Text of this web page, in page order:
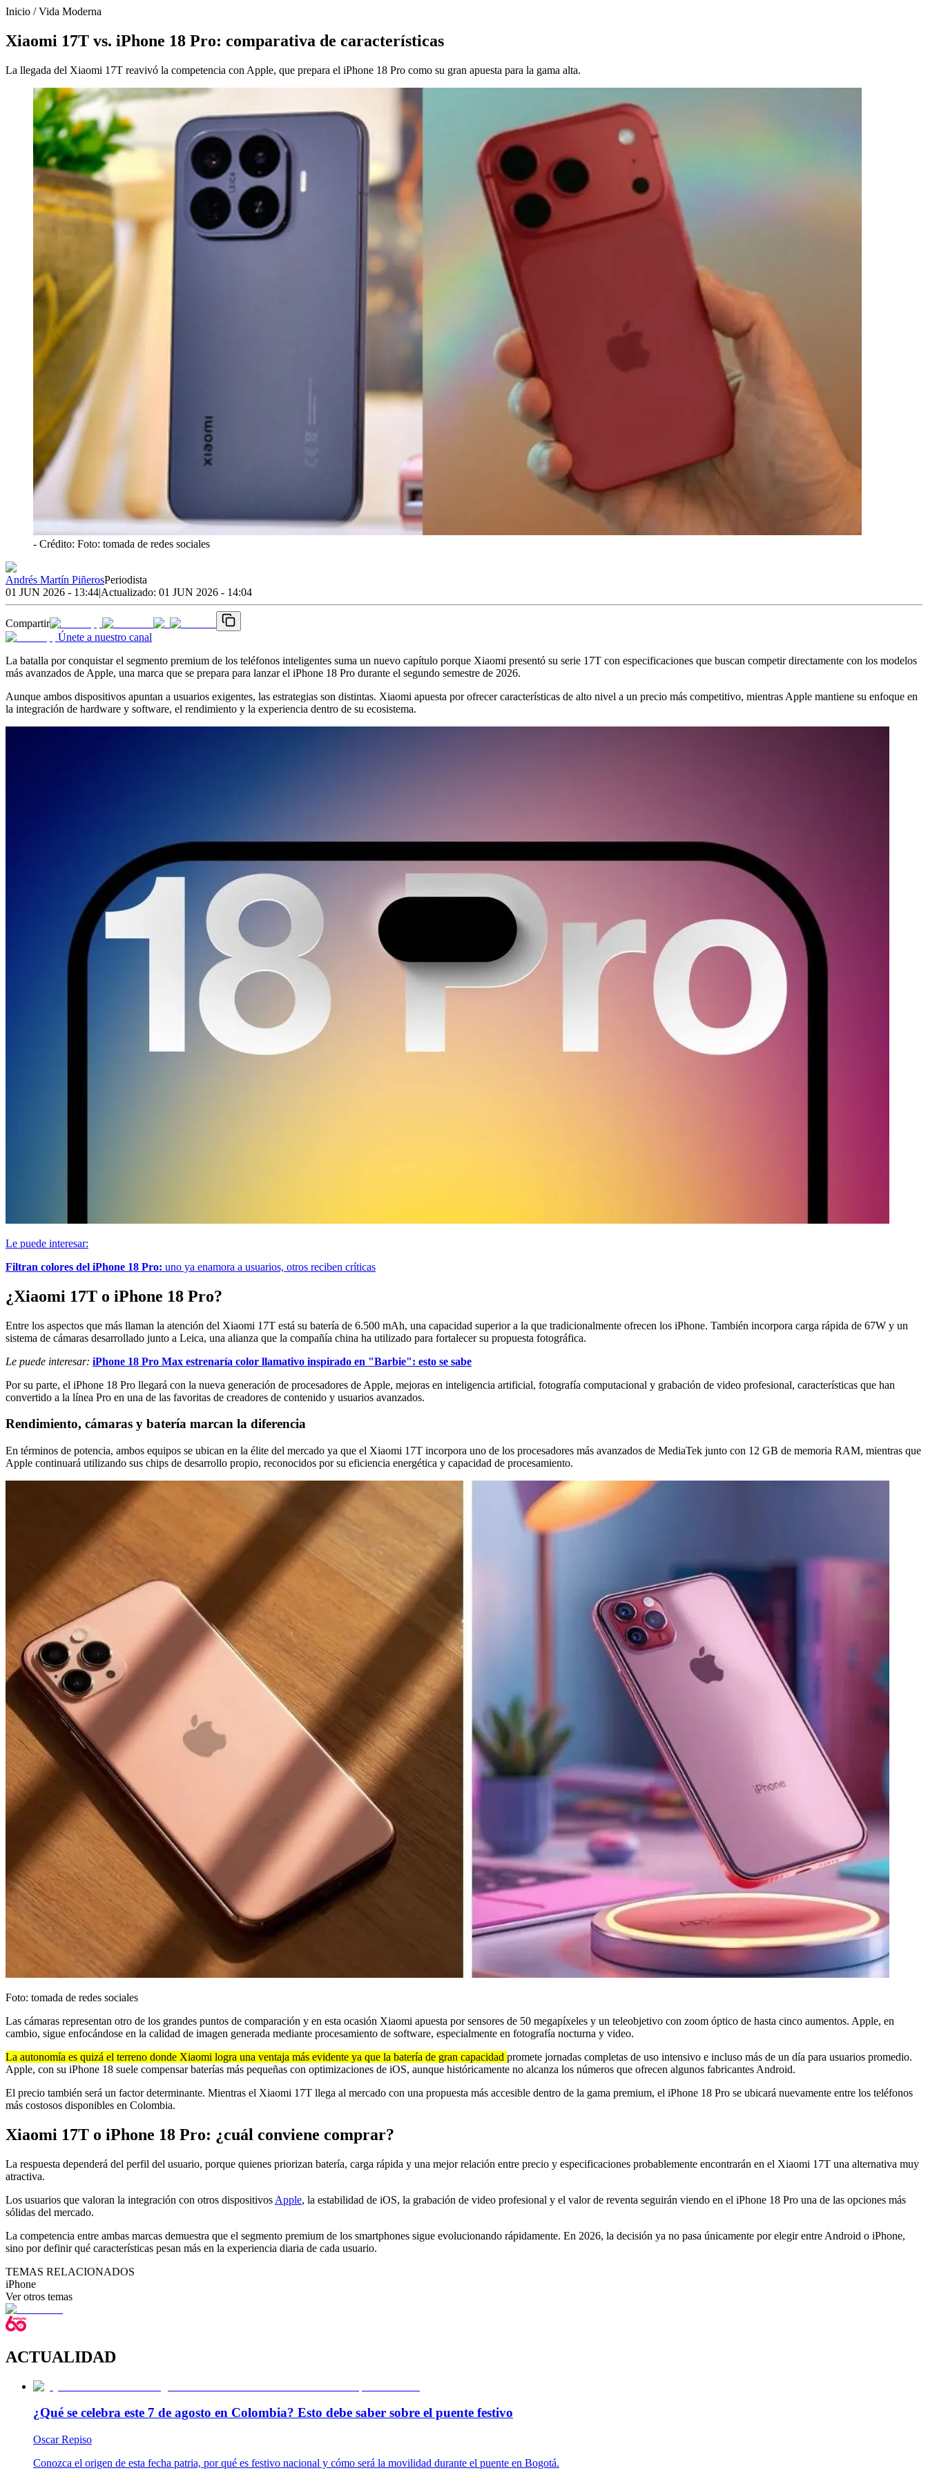
Inicio /Vida Moderna
Xiaomi 17T vs. iPhone 18 Pro: comparativa de características
La llegada del Xiaomi 17T reavivó la competencia con Apple, que prepara el iPhone 18 Pro como su gran apuesta para la gama alta.
- Crédito: Foto: tomada de redes sociales
Andrés Martín PiñerosPeriodista
01 JUN 2026 - 13:44|Actualizado: 01 JUN 2026 - 14:04
Compartir
Únete a nuestro canal
La batalla por conquistar el segmento premium de los teléfonos inteligentes suma un nuevo capítulo porque Xiaomi presentó su serie 17T con especificaciones que buscan competir directamente con los modelos
más avanzados de Apple, una marca que se prepara para lanzar el iPhone 18 Pro durante el segundo semestre de 2026.
Aunque ambos dispositivos apuntan a usuarios exigentes, las estrategias son distintas. Xiaomi apuesta por ofrecer características de alto nivel a un precio más competitivo, mientras Apple mantiene su enfoque en
la integración de hardware y software, el rendimiento y la experiencia dentro de su ecosistema.
Le puede interesar:
Filtran colores del iPhone 18 Pro: uno ya enamora a usuarios, otros reciben críticas
¿Xiaomi 17T o iPhone 18 Pro?
Entre los aspectos que más llaman la atención del Xiaomi 17T está su batería de 6.500 mAh, una capacidad superior a la que tradicionalmente ofrecen los iPhone. También incorpora carga rápida de 67W y un
sistema de cámaras desarrollado junto a Leica, una alianza que la compañía china ha utilizado para fortalecer su propuesta fotográfica.
Le puede interesar: iPhone 18 Pro Max estrenaría color llamativo inspirado en "Barbie": esto se sabe
Por su parte, el iPhone 18 Pro llegará con la nueva generación de procesadores de Apple, mejoras en inteligencia artificial, fotografía computacional y grabación de video profesional, características que han
convertido a la línea Pro en una de las favoritas de creadores de contenido y usuarios avanzados.
Rendimiento, cámaras y batería marcan la diferencia
En términos de potencia, ambos equipos se ubican en la élite del mercado ya que el Xiaomi 17T incorpora uno de los procesadores más avanzados de MediaTek junto con 12 GB de memoria RAM, mientras que
Apple continuará utilizando sus chips de desarrollo propio, reconocidos por su eficiencia energética y capacidad de procesamiento.
Foto: tomada de redes sociales
Las cámaras representan otro de los grandes puntos de comparación y en esta ocasión Xiaomi apuesta por sensores de 50 megapíxeles y un teleobjetivo con zoom óptico de hasta cinco aumentos. Apple, en
cambio, sigue enfocándose en la calidad de imagen generada mediante procesamiento de software, especialmente en fotografía nocturna y video.
La autonomía es quizá el terreno donde Xiaomi logra una ventaja más evidente ya que la batería de gran capacidad promete jornadas completas de uso intensivo e incluso más de un día para usuarios promedio.
Apple, con su iPhone 18 suele compensar baterías más pequeñas con optimizaciones de iOS, aunque históricamente no alcanza los números que ofrecen algunos fabricantes Android.
El precio también será un factor determinante. Mientras el Xiaomi 17T llega al mercado con una propuesta más accesible dentro de la gama premium, el iPhone 18 Pro se ubicará nuevamente entre los teléfonos
más costosos disponibles en Colombia.
Xiaomi 17T o iPhone 18 Pro: ¿cuál conviene comprar?
La respuesta dependerá del perfil del usuario, porque quienes priorizan batería, carga rápida y una mejor relación entre precio y especificaciones probablemente encontrarán en el Xiaomi 17T una alternativa muy
atractiva.
Los usuarios que valoran la integración con otros dispositivos Apple, la estabilidad de iOS, la grabación de video profesional y el valor de reventa seguirán viendo en el iPhone 18 Pro una de las opciones más
sólidas del mercado.
La competencia entre ambas marcas demuestra que el segmento premium de los smartphones sigue evolucionando rápidamente. En 2026, la decisión ya no pasa únicamente por elegir entre Android o iPhone,
sino por definir qué características pesan más en la experiencia diaria de cada usuario.
TEMAS RELACIONADOS
iPhone
Ver otros temas
ACTUALIDAD
¿Qué se celebra este 7 de agosto en Colombia? Esto debe saber sobre el puente festivo
Oscar Repiso
Conozca el origen de esta fecha patria, por qué es festivo nacional y cómo será la movilidad durante el puente en Bogotá.